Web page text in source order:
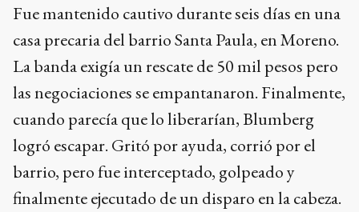
Fue mantenido cautivo durante seis días en una
casa precaria del barrio Santa Paula, en Moreno.
La banda exigía un rescate de 50 mil pesos pero
las negociaciones se empantanaron. Finalmente,
cuando parecía que lo liberarían, Blumberg
logró escapar. Gritó por ayuda, corrió por el
barrio, pero fue interceptado, golpeado y
finalmente ejecutado de un disparo en la cabeza.